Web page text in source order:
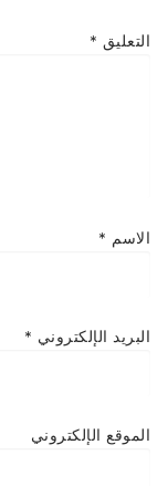
التعليق *
الاسم *
البريد الإلكتروني *
الموقع الإلكتروني